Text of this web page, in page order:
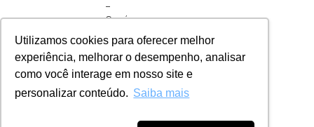
Utilizamos cookies para oferecer melhor
experiência, melhorar o desempenho, analisar
como você interage em nosso site e
personalizar conteúdo. Saiba mais
–
Guará,
100